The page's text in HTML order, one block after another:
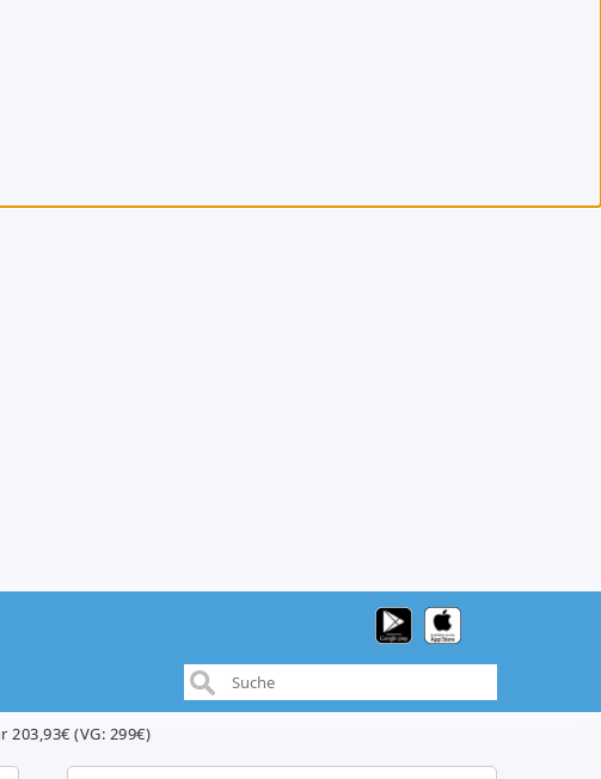
(VG: 299€)